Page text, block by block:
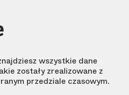
wszystkie dane
zostały zrealizowane z
przedziale czasowym.